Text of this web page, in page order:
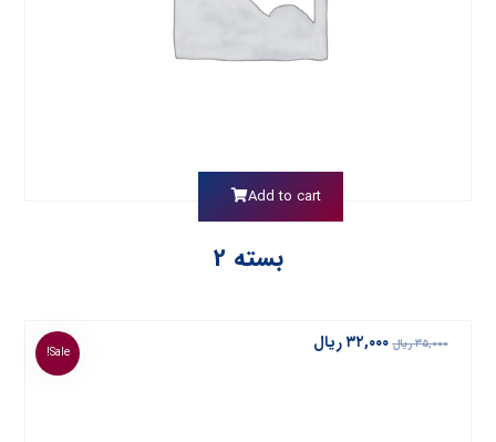
بسته 2
Add to cart
۳۵,۰۰۰ ریال ۳۲,۰۰۰ریال Sale!